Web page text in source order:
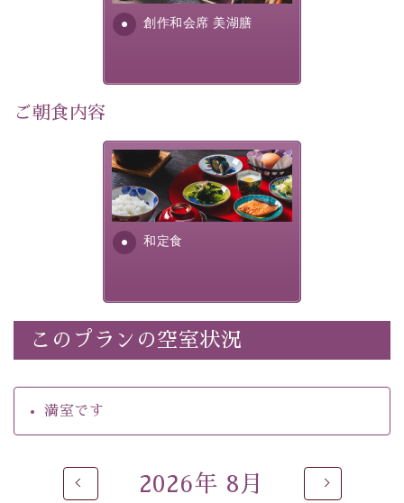
-----------【安心への取り組み】----------
徹底した衛生管理を行っております。
----------------------------------------------
・宿泊料金10%OFF
・朝夕個室料亭で個室食
・諏訪大社4社を巡る無料参拝バス（事前予約制）
・就寝用パジャマをご用意
・環境に配慮したアメニティをご用意
・館内フリーWi-Fi
・チェックイン15時、チェックアウト10時
【お食事】
・夕食は地産地消の創作和会席 美湖膳（二十四節気と
創作和会席 美湖膳
す。美しい諏訪湖の幸...
ご朝食内容
和定食
さっぱりとした和食膳に使わ
れる食材は、諏訪の名産品を
ふんだんに取り入れ、安心・
安全を心掛けた長野県産...
このプランの空室状況
満室です
2026年 8月